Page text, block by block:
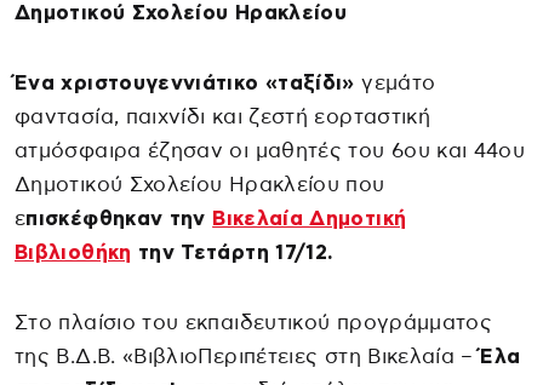
Δημοτικού Σχολείου Ηρακλείου
Ένα χριστουγεννιάτικο «ταξίδι» γεμάτο
φαντασία, παιχνίδι και ζεστή εορταστική
ατμόσφαιρα έζησαν οι μαθητές του 6ου και 44ου
Δημοτικού Σχολείου Ηρακλείου που
επισκέφθηκαν την Βικελαία Δημοτική
Βιβλιοθήκη την Τετάρτη 17/12.
Στο πλαίσιο του εκπαιδευτικού προγράμματος
της Β.Δ.Β. «ΒιβλιοΠεριπέτειες στη Βικελαία –Έλα